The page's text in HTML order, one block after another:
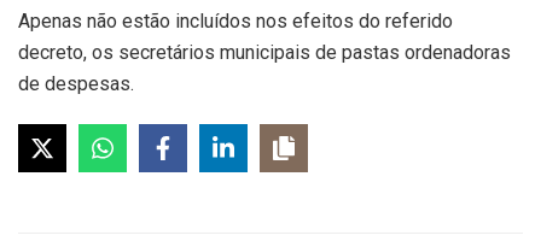
Apenas não estão incluídos nos efeitos do referido
decreto, os secretários municipais de pastas ordenadoras
de despesas.